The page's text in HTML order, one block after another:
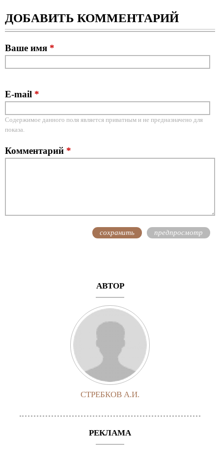
ДОБАВИТЬ КОММЕНТАРИЙ
Ваше имя *
E-mail *
Содержимое данного поля является приватным и не предназначено для
показа.
Комментарий *
АВТОР
СТРЕБКОВ А.И.
РЕКЛАМА